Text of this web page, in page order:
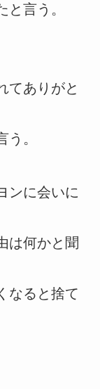
言う。
てありがと
。
ンに会いに
は何かと聞
なると捨て